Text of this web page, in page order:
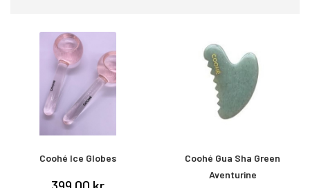
Coohé Ice Globes
Coohé Gua Sha Green
Aventurine